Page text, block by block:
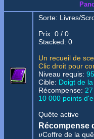
Sorte: Livres/
Prix: 0 / 0
Stacked: 0
Un recueil de
Clic droit pour
Niveau requis: 95
Cible: Doigt de
Récompense:
10 000 points
Quête active
Récompense
ሀCoffre de la